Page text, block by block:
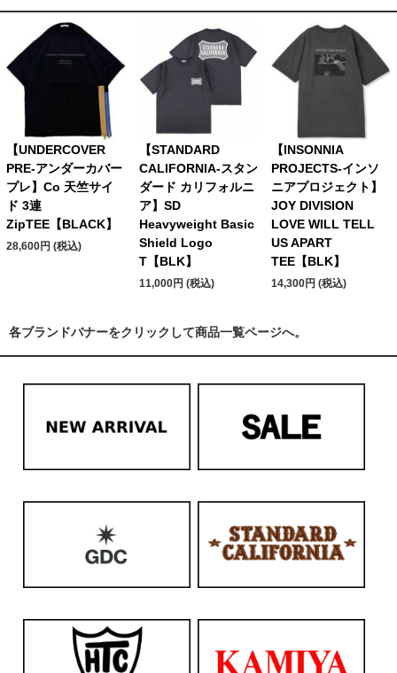
【UNDERCOVER
PRE-アンダーカバー
プレ】Co 天竺サイ
ド 3連
ZipTEE【BLACK】
28,600円 (税込)
【STANDARD
CALIFORNIA-スタン
ダード カリフォルニ
ア】SD
Heavyweight Basic
Shield Logo
T【BLK】
11,000円 (税込)
【INSONNIA
PROJECTS-インソ
ニアプロジェクト】
JOY DIVISION
LOVE WILL TELL
US APART
TEE【BLK】
14,300円 (税込)
各ブランドバナーをクリックして商品一覧ページへ。